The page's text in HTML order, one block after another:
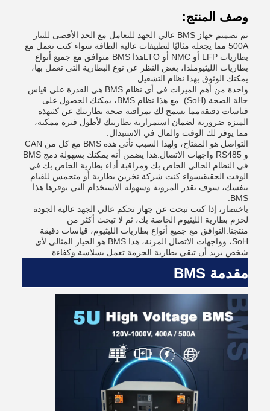
وصف المنتج:
تم تصميم جهاز BMS عالي الجهد للتعامل مع الحد الأقصى للتيار
500A مما يجعله مثاليًا لتطبيقات عالية الطاقة سواء كنت تعمل مع
بطاريات LFP أو NMC أو LTOهذا BMS متوافق مع جميع أنواع
بطاريات الليثيوملذا، بغض النظر عن نوع البطارية التي تعمل بها،
يمكنك الوثوق بهذا نظام التشغيل
واحدة من أهم الميزات في أي نظام BMS هي القدرة على قياس
حالة الصحة (SoH). مع هذا نظام BMS، يمكنك الحصول على
قياسات دقيقةمما يسمح لك بمراقبة صحة بطاريتك عن كثبهذه
الميزة ضرورية لضمان استمرارية بطاريتك لأطول فترة ممكنة،
مما يوفر لك الوقت والمال في الاستبدال.
التواصل هو المفتاح، ولهذا السبب تأتي هذه BMS مع كل من CAN
و RS485 واجهات الاتصال.هذا يضمن أنه يمكنك بسهولة دمج BMS
في النظام الحالي الخاص بك ومراقبة أداء بطارية الخاص بك في
الوقت الحقيقيسواء كنت شركة تخزين بطارية أو متحمس للقيام
بنفسك، سوف تقدر المرونة وسهولة الاستخدام التي يوفرها هذا
BMS.
باختصار، إذا كنت تبحث عن جهاز تحكم عالي الجهد عالية الجودة
لحزم بطارية الليثيوم الخاصة بك، ثم لا تبحث أكثر من
منتجنا.التوافق مع جميع أنواع بطاريات الليثيوم، قياسات دقيقة
SoH، وواجهات الاتصال المرنة، هذا BMS هو الخيار المثالي لأي
شخص يريد أن تبقي بطارية الحزمة تعمل بسلاسة وكفاءة.
مقدمة BMS